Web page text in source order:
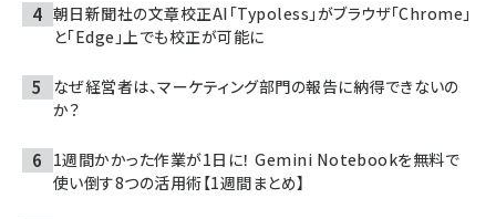
朝日新聞社の文章校正AI「Typoless」がブラウザ「Chrome」
と「Edge」上でも校正が可能に
なぜ経営者は、マーケティング部門の報告に納得できないの
か？
1週間かかった作業が1日に！ Gemini Notebookを無料で
使い倒す8つの活用術【1週間まとめ】